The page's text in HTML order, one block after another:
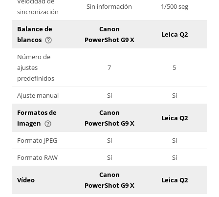
sincronización
Sin información 1/500 seg
Balance de
blancos help_outline
Canon
PowerShot G9 X
Leica Q2
Número de
ajustes
predefinidos
7 5
Ajuste manual Sí
Sí
Formatos de
imagen help_outline
Canon
PowerShot G9 X
Leica Q2
Formato JPEG Sí
Sí
Formato RAW
Sí Sí
Vídeo
Canon
PowerShot G9 X
Leica Q2